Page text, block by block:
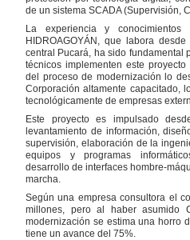
de un sistema SCADA (Supervisión,
La experiencia y
HIDROAGOYÁN, que labora
central Pucará, ha sido fundamental
técnicos implementen este
del proceso de modernización lo
Corporación altamente capacitado,
tecnológicamente de empresas
Este proyecto es impulsado
levantamiento de información,
supervisión, elaboración de la
equipos y programas
desarrollo de interfaces hombre-
marcha.
Según una empresa consultora el
millones, pero al haber asumido
modernización se estima una horro
tiene un avance del 75%.